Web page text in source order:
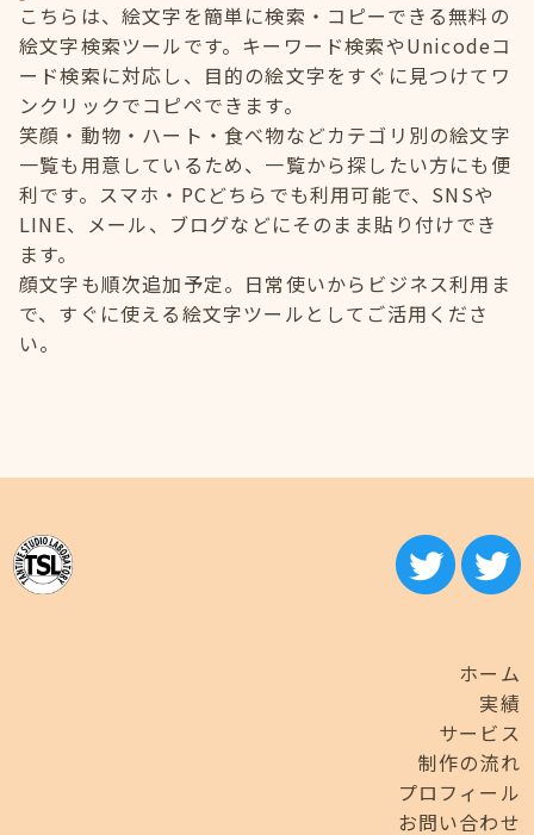
こちらは、絵文字を簡単に検索・コピーできる無料の
絵文字検索ツールです。キーワード検索やUnicodeコ
ード検索に対応し、目的の絵文字をすぐに見つけてワ
ンクリックでコピペできます。
笑顔・動物・ハート・食べ物などカテゴリ別の絵文字
一覧も用意しているため、一覧から探したい方にも便
利です。スマホ・PCどちらでも利用可能で、SNSや
LINE、メール、ブログなどにそのまま貼り付けでき
ます。
顔文字も順次追加予定。日常使いからビジネス利用ま
で、すぐに使える絵文字ツールとしてご活用くださ
い。
ホーム
実績
サービス
制作の流れ
プロフィール
お問い合わせ